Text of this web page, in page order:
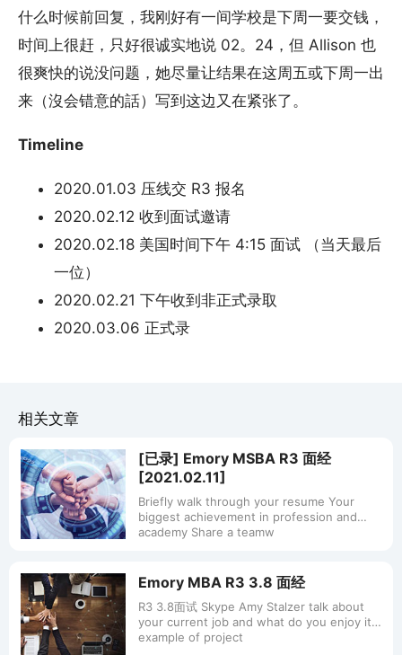
什么时候前回复，我刚好有一间学校是下周一要交钱，
时间上很赶，只好很诚实地说 02。24，但 Allison 也
很爽快的说没问题，她尽量让结果在这周五或下周一出
来（沒会错意的話）写到这边又在紧张了。
Timeline
2020.01.03 压线交 R3 报名
2020.02.12 收到面试邀请
2020.02.18 美国时间下午 4:15 面试 （当天最后
一位）
2020.02.21 下午收到非正式录取
2020.03.06 正式录
相关文章
[已录] Emory MSBA R3 面经
[2021.02.11]
Briefly walk through your resume Your
biggest achievement in profession and
academy Share a teamw
Emory MBA R3 3.8 面经
R3 3.8面试 Skype Amy Stalzer talk about
your current job and what do you enjoy it
example of project